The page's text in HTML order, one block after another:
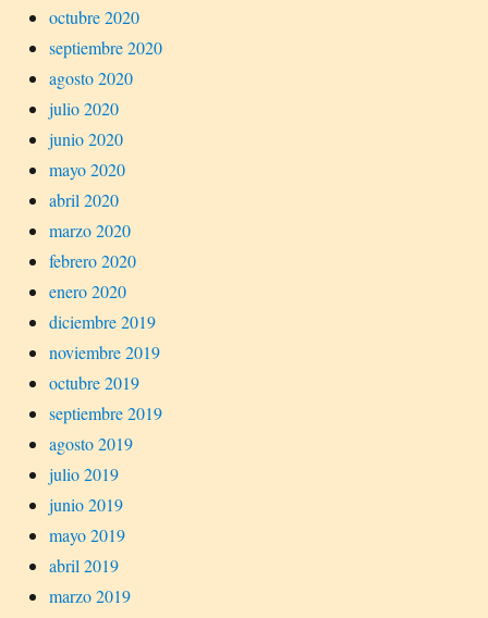
octubre 2020
septiembre 2020
agosto 2020
julio 2020
junio 2020
mayo 2020
abril 2020
marzo 2020
febrero 2020
enero 2020
diciembre 2019
noviembre 2019
octubre 2019
septiembre 2019
agosto 2019
julio 2019
junio 2019
mayo 2019
abril 2019
marzo 2019